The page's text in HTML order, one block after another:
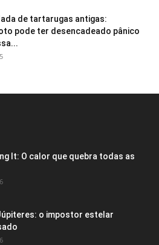
de tartarugas antigas:
pode ter desencadeado pânico
It: O calor que quebra todas as
o impostor estelar